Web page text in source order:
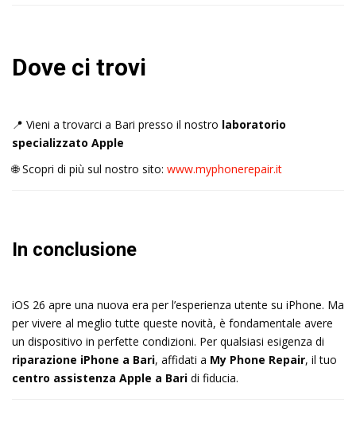
Dove ci trovi
📍 Vieni a trovarci a Bari presso il nostro laboratorio
specializzato Apple
🌐 Scopri di più sul nostro sito: www.myphonerepair.it
In conclusione
iOS 26 apre una nuova era per l’esperienza utente su iPhone. Ma
per vivere al meglio tutte queste novità, è fondamentale avere
un dispositivo in perfette condizioni. Per qualsiasi esigenza di
riparazione iPhone a Bari, affidati a My Phone Repair, il tuo
centro assistenza Apple a Bari di fiducia.